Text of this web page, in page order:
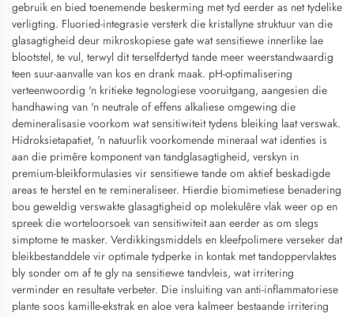
gebruik en bied toenemende beskerming met tyd eerder as net tydelike
verligting. Fluoried-integrasie versterk die kristallyne struktuur van die
glasagtigheid deur mikroskopiese gate wat sensitiewe innerlike lae
blootstel, te vul, terwyl dit terselfdertyd tande meer weerstandwaardig
teen suur-aanvalle van kos en drank maak. pH-optimalisering
verteenwoordig 'n kritieke tegnologiese vooruitgang, aangesien die
handhawing van 'n neutrale of effens alkaliese omgewing die
demineralisasie voorkom wat sensitiwiteit tydens bleiking laat verswak.
Hidroksietapatiet, 'n natuurlik voorkomende mineraal wat identies is
aan die primêre komponent van tandglasagtigheid, verskyn in
premium-bleikformulasies vir sensitiewe tande om aktief beskadigde
areas te herstel en te remineraliseer. Hierdie biomimetiese benadering
bou geweldig verswakte glasagtigheid op molekulêre vlak weer op en
spreek die worteloorsoek van sensitiwiteit aan eerder as om slegs
simptome te masker. Verdikkingsmiddels en kleefpolimere verseker dat
bleikbestanddele vir optimale tydperke in kontak met tandoppervlaktes
bly sonder om af te gly na sensitiewe tandvleis, wat irritering
verminder en resultate verbeter. Die insluiting van anti-inflammatoriese
plante soos kamille-ekstrak en aloe vera kalmeer bestaande irritering